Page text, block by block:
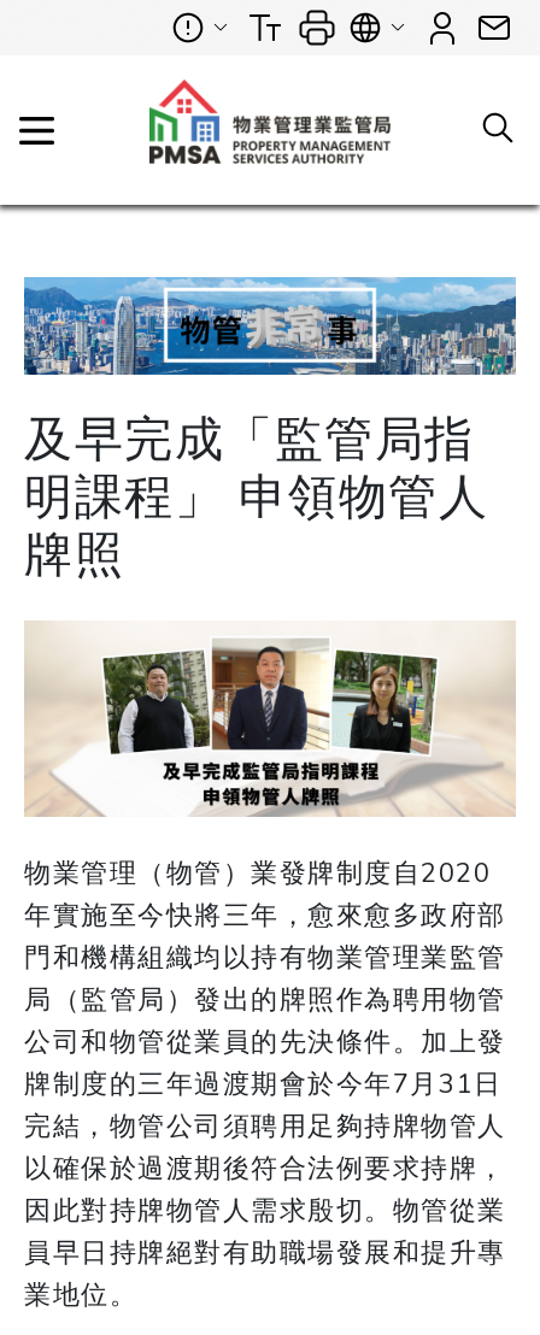
及早完成「監管局指
明課程」 申領物管人
牌照
物業管理（物管）業發牌制度自2020
年實施至今快將三年，愈來愈多政府部
門和機構組織均以持有物業管理業監管
局（監管局）發出的牌照作為聘用物管
公司和物管從業員的先決條件。加上發
牌制度的三年過渡期會於今年7月31日
完結，物管公司須聘用足夠持牌物管人
以確保於過渡期後符合法例要求持牌，
因此對持牌物管人需求殷切。物管從業
員早日持牌絕對有助職場發展和提升專
業地位。